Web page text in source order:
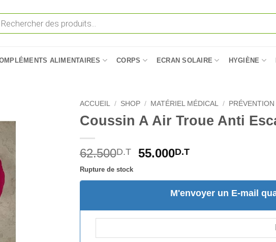
ALIMENTAIRES CORPS ECRAN SOLAIRE HYGIÈNE
ACCUEIL / SHOP / MATÉRIEL MÉDICAL /
Coussin A Air Troue Anti
62.500D.T
Le
initial
55.000D.TLe
actuel
est :
55.000D.T.
Rupture de stock
M'envoyer un E-mail